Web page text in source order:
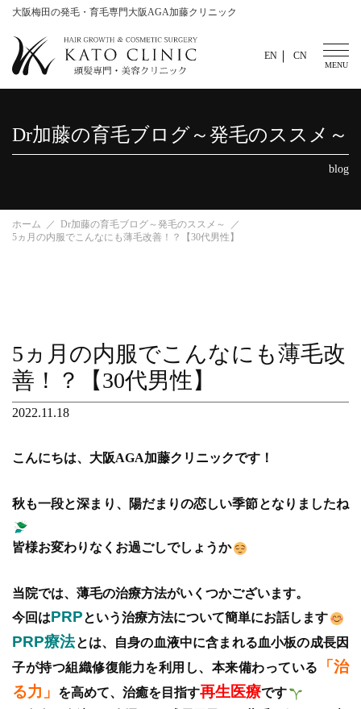
大阪梅田の発毛・育毛専門大阪AGA加藤クリニック
EN CN
Dr加藤の育毛ブログ～発毛のススメ～
blog
ホーム
Dr加藤の育毛ブログ～発毛のススメ～
5ヵ月の内服でこんなにも薄毛改善！？【30代男性】
5ヵ月の内服でこんなにも薄毛改
善！？【30代男性】
2022.11.18
こんにちは、大阪AGA加藤クリニックです！
秋も一段と深まり、陽だまりの恋しい季節となりましたね
皆様お変わりなくお過ごしでしょうか
当院では、薄毛の治療方法がいくつかございます。
今回はPRPという治療方法について簡単にお話します
PRP療法とは、自身の血液中に含まれる血小板の成長因
子が持つ組織修復能力を利用し、本来備わっている
「治
る力」
を高めて、治癒を目指す再生医療です